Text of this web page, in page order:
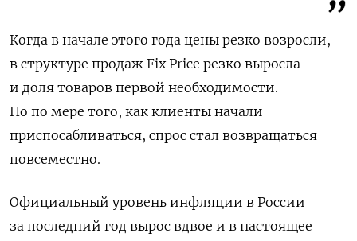
Когда в начале этого года цены резко возросли,
в структуре продаж Fix Price резко выросла
и доля товаров первой необходимости.
Но по мере того, как клиенты начали
приспосабливаться, спрос стал возвращаться
повсеместно.
Официальный уровень инфляции в России
за последний год вырос вдвое и в настоящее